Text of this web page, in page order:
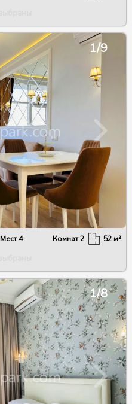
1/9
Мест4 Комнат2 52м²
1/8